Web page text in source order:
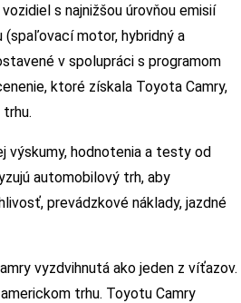
s najnižšou úrovňou emisií
(spaľovací motor, hybridný a
v spolupráci s programom
ktoré získala Toyota Camry,
výskumy, hodnotenia a testy od
automobilový trh, aby
prevádzkové náklady, jazdné
vyzdvihnutá ako jeden z víťazov.
trhu. Toyotu Camry